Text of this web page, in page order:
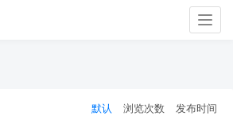
默认 浏览次数 发布时间